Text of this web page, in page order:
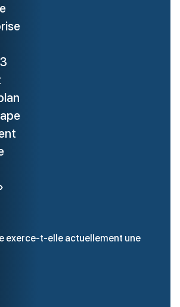
exerce-t-elle actuellement une